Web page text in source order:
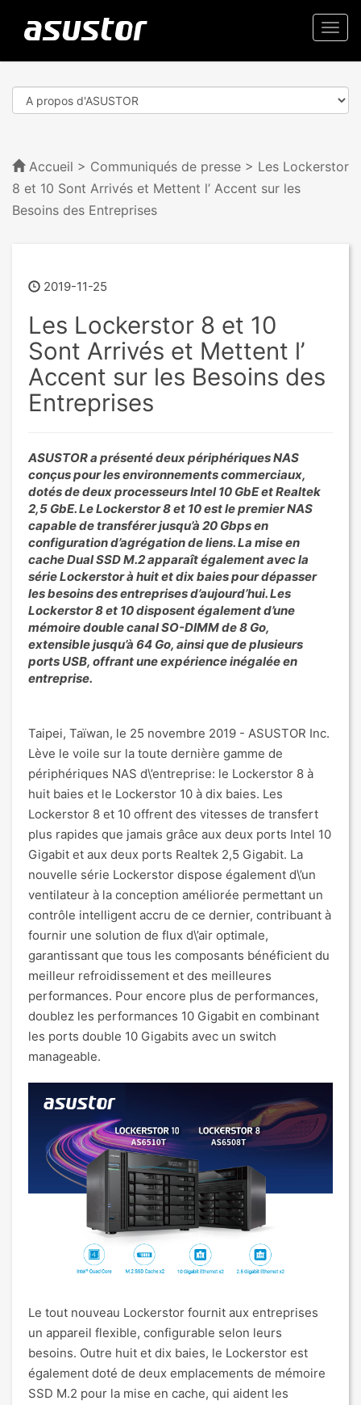
Accueil > Communiqués de presse > Les Lockerstor
8 et 10 Sont Arrivés et Mettent l’ Accent sur les
Besoins des Entreprises
2019-11-25
Les Lockerstor 8 et 10
Sont Arrivés et Mettent l’
Accent sur les Besoins des
Entreprises
ASUSTOR a présenté deux périphériques NAS
conçus pour les environnements commerciaux,
dotés de deux processeurs Intel 10 GbE et Realtek
2,5 GbE. Le Lockerstor 8 et 10 est le premier NAS
capable de transférer jusqu’à 20 Gbps en
configuration d’agrégation de liens. La mise en
cache Dual SSD M.2 apparaît également avec la
série Lockerstor à huit et dix baies pour dépasser
les besoins des entreprises d’aujourd’hui. Les
Lockerstor 8 et 10 disposent également d’une
mémoire double canal SO-DIMM de 8 Go,
extensible jusqu’à 64 Go, ainsi que de plusieurs
ports USB, offrant une expérience inégalée en
entreprise.
Taipei, Taïwan, le 25 novembre 2019 - ASUSTOR Inc.
Lève le voile sur la toute dernière gamme de
périphériques NAS d\’entreprise: le Lockerstor 8 à
huit baies et le Lockerstor 10 à dix baies. Les
Lockerstor 8 et 10 offrent des vitesses de transfert
plus rapides que jamais grâce aux deux ports Intel 10
Gigabit et aux deux ports Realtek 2,5 Gigabit. La
nouvelle série Lockerstor dispose également d\’un
ventilateur à la conception améliorée permettant un
contrôle intelligent accru de ce dernier, contribuant à
fournir une solution de flux d\’air optimale,
garantissant que tous les composants bénéficient du
meilleur refroidissement et des meilleures
performances. Pour encore plus de performances,
doublez les performances 10 Gigabit en combinant
les ports double 10 Gigabits avec un switch
manageable.
Le tout nouveau Lockerstor fournit aux entreprises
un appareil flexible, configurable selon leurs
besoins. Outre huit et dix baies, le Lockerstor est
également doté de deux emplacements de mémoire
SSD M.2 pour la mise en cache, qui aident les